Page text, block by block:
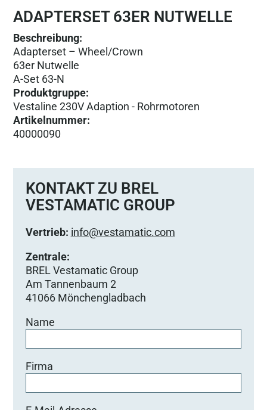
ADAPTERSET 63ER NUTWELLE
Beschreibung:
Adapterset – Wheel/Crown
63er Nutwelle
A-Set 63-N
Produktgruppe:
Vestaline 230V Adaption - Rohrmotoren
Artikelnummer:
40000090
KONTAKT ZU BREL
VESTAMATIC GROUP
Vertrieb: info@vestamatic.com
Zentrale:
BREL Vestamatic Group
Am Tannenbaum 2
41066 Mönchengladbach
Name
Firma